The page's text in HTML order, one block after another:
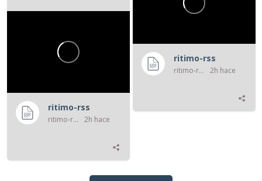
ritimo-rss
ritimo-rss 2h hace
ritimo-rss
ritimo-rss 2h hace